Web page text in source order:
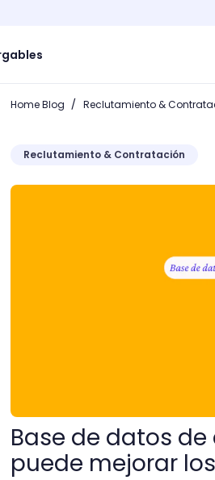
Home Blog / Reclutamiento &
Reclutamiento & Contratación
Base de datos de candidatos:
Base de datos
puede mejorar